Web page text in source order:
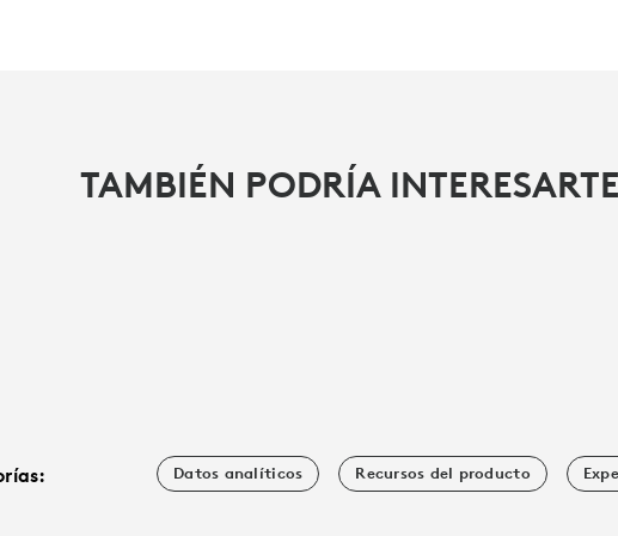
TAMBIÉN PODRÍA INTERESARTE
Datos analíticos Recursos del producto